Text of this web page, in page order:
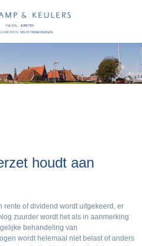
houdt aan
rente of dividend wordt uitgekeerd, er
zuurder wordt het als in aanmerking
behandeling van
wordt helemaal niet belast of anders